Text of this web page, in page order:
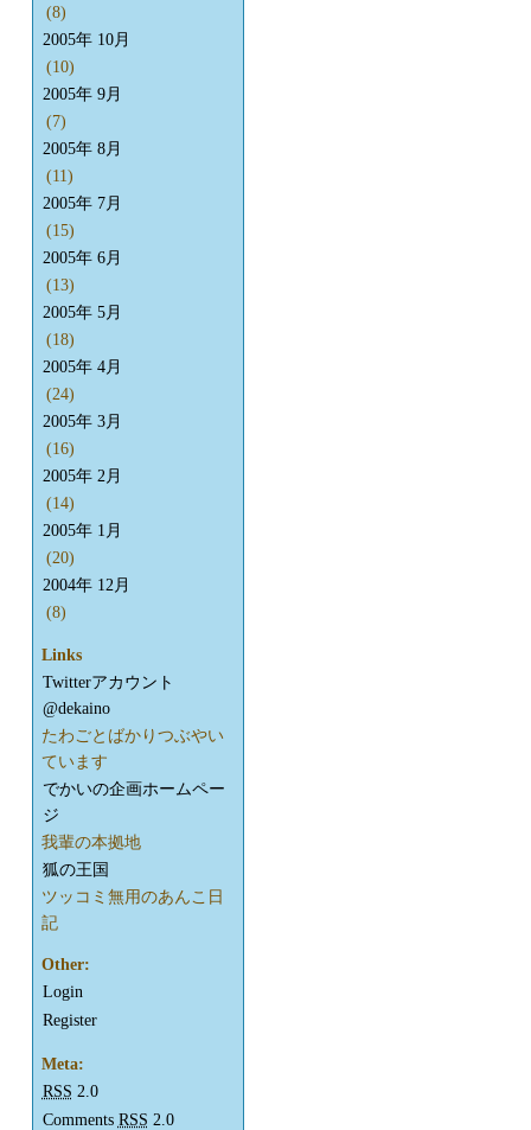
(8)
2005年 10月
(10)
2005年 9月
(7)
2005年 8月
(11)
2005年 7月
(15)
2005年 6月
(13)
2005年 5月
(18)
2005年 4月
(24)
2005年 3月
(16)
2005年 2月
(14)
2005年 1月
(20)
2004年 12月
(8)
Links
Twitterアカウント
@dekaino
たわごとばかりつぶやい
ています
でかいの企画ホームペー
ジ
我輩の本拠地
狐の王国
ツッコミ無用のあんこ日
記
Other:
Login
Register
Meta:
RSS 2.0
Comments RSS 2.0